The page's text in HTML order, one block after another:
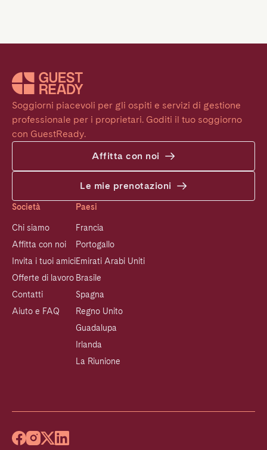
Soggiorni piacevoli per gli ospiti e servizi di gestione
professionale per i proprietari. Goditi il tuo soggiorno
con GuestReady.
Affitta con noi
Le mie prenotazioni
Società
Chi siamo
Affitta con noi
Invita i tuoi amici
Offerte di lavoro
Contatti
Aiuto e FAQ
Paesi
Francia
Portogallo
Emirati Arabi Uniti
Brasile
Spagna
Regno Unito
Guadalupa
Irlanda
La Riunione